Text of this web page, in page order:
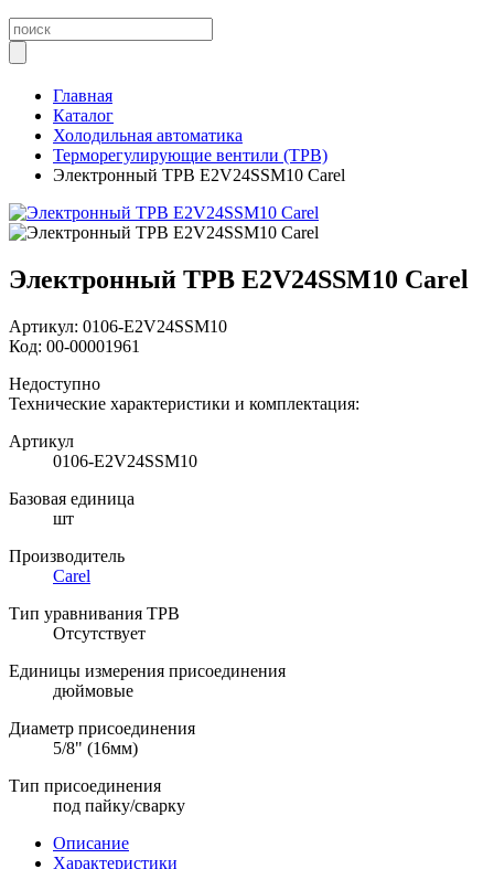
Главная
Каталог
Холодильная автоматика
Терморегулирующие вентили (ТРВ)
Электронный TРВ E2V24SSM10 Carel
Электронный TРВ E2V24SSM10 Carel
Артикул: 0106-E2V24SSM10
Код: 00-00001961
Недоступно
Технические характеристики и комплектация:
Артикул
0106-E2V24SSM10
Базовая единица
шт
Производитель
Carel
Тип уравнивания ТРВ
Отсутствует
Единицы измерения присоединения
дюймовые
Диаметр присоединения
5/8" (16мм)
Тип присоединения
под пайку/сварку
Описание
Характеристики